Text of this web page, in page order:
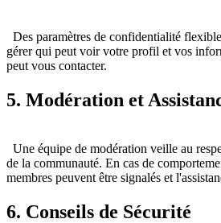
Des paramètres de confidentialité
gérer qui peut voir votre profil et vos
peut vous contacter.
5. Modération et
Une équipe de modération veille au
de la communauté. En cas de
membres peuvent être signalés et
6. Conseils de Sécurité